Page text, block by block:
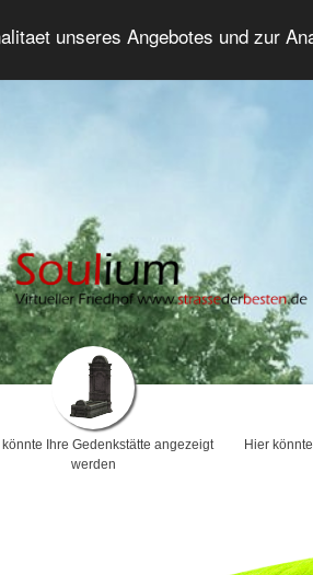
unseres Angebotes und zur
Erweiterte Suche
könnte Ihre Gedenkstätte angezeigt
werden
Hier